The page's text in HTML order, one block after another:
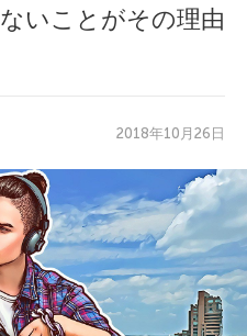
いことがその理由
2018年10月26日